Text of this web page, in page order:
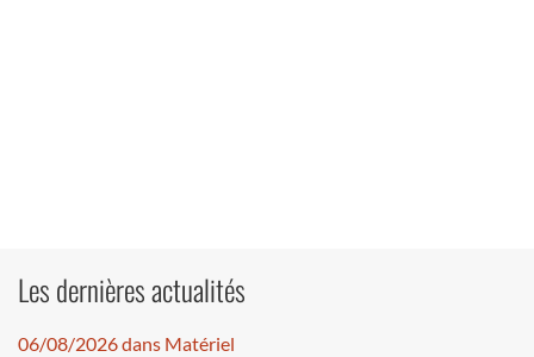
Les dernières actualités
06/08/2026 dans Matériel